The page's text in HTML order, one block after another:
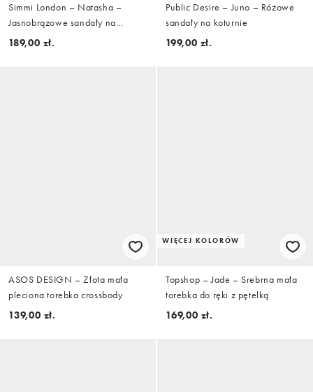
Simmi London – Natasha –
Jasnobrązowe sandały na
obcasie, z paseczkami
189,00 zł.
Public Desire – Juno – Różowe
sandały na koturnie
199,00 zł.
ASOS DESIGN – Złota mała
pleciona torebka crossbody
139,00 zł.
WIĘCEJ KOLORÓW
Topshop – Jade – Srebrna mała
torebka do ręki z pętelką
169,00 zł.